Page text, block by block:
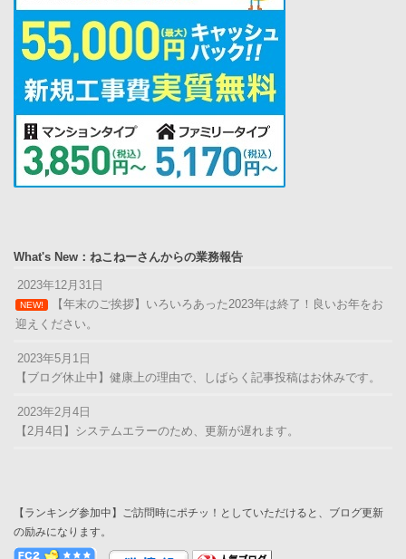
What's New：ねこねーさんからの業務報告
2023年12月31日
NEW!
【年末のご挨拶】いろいろあった2023年は終了！良いお年をお
迎えください。
2023年5月1日
【ブログ休止中】健康上の理由で、しばらく記事投稿はお休みです。
2023年2月4日
【2月4日】システムエラーのため、更新が遅れます。
【ランキング参加中】ご訪問時にポチッ！としていただけると、ブログ更新
の励みになります。